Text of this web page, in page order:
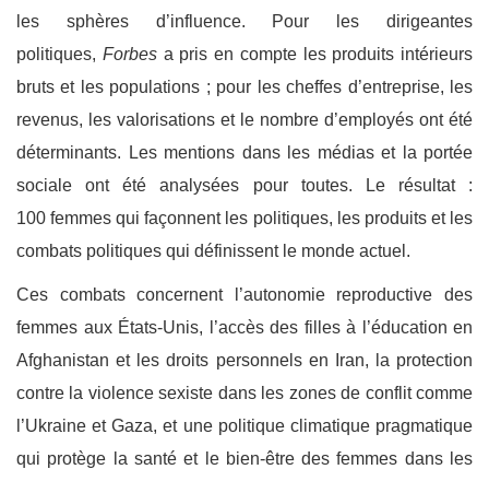
les sphères d’influence. Pour les dirigeantes
politiques, Forbesa pris en compte les produits intérieurs
bruts et les populations ; pour les cheffes d’entreprise, les
revenus, les valorisations et le nombre d’employés ont été
déterminants. Les mentions dans les médias et la portée
sociale ont été analysées pour toutes. Le résultat :
100 femmes qui façonnent les politiques, les produits et les
combats politiques qui définissent le monde actuel.
Ces combats concernent l’autonomie reproductive des
femmes aux États-Unis, l’accès des filles à l’éducation en
Afghanistan et les droits personnels en Iran, la protection
contre la violence sexiste dans les zones de conflit comme
l’Ukraine et Gaza, et une politique climatique pragmatique
qui protège la santé et le bien-être des femmes dans les